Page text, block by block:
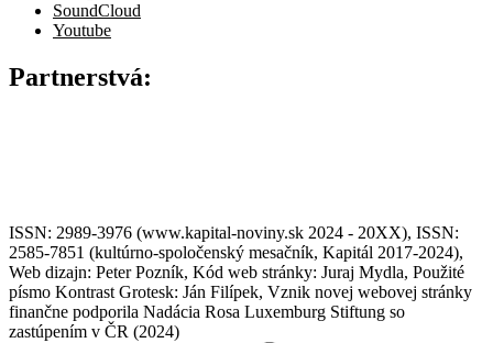
SoundCloud
Youtube
Partnerstvá:
ISSN: 2989-3976 (www.kapital-noviny.sk 2024 - 20XX), ISSN:
2585-7851 (kultúrno-spoločenský mesačník, Kapitál 2017-2024),
Web dizajn: Peter Pozník, Kód web stránky: Juraj Mydla, Použité
písmo Kontrast Grotesk: Ján Filípek, Vznik novej webovej stránky
finančne podporila Nadácia Rosa Luxemburg Stiftung so
zastúpením v ČR (2024)